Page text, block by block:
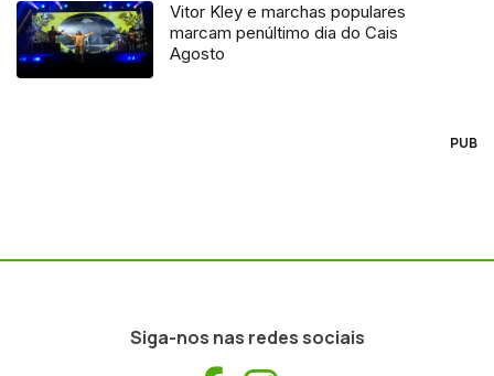
Vitor Kley e marchas populares
marcam penúltimo dia do Cais
Agosto
PUB
Siga-nos nas redes sociais